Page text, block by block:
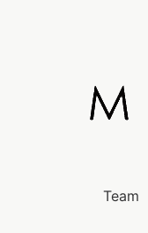
Team